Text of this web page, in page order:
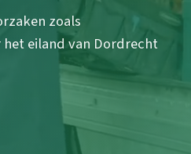
zoals
eiland van Dordrecht